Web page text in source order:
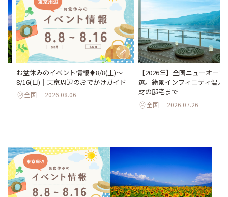
お盆休みのイベント情報♦︎8/8(土)〜
8/16(日)｜東京周辺のおでかけガイド
全国 2026.08.06
【2026年】全国ニューオー
選。絶景インフィニティ温泉
財の邸宅まで
全国 2026.07.26